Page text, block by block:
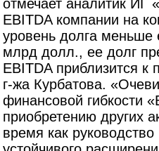
отмечает аналитик ИГ
EBITDA компании на
уровень долга
млрд долл., ее долг
EBITDA приблизится
г-жа Курбатова.
финансовой гибкости
приобретению других
время как